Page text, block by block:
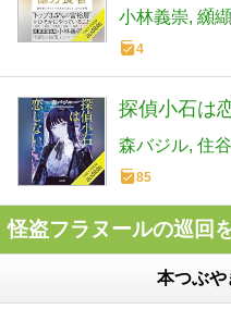
小林義崇 纐
4
探偵小石は
森バジル 住
85
怪盗フラヌールの巡回
本つぶや